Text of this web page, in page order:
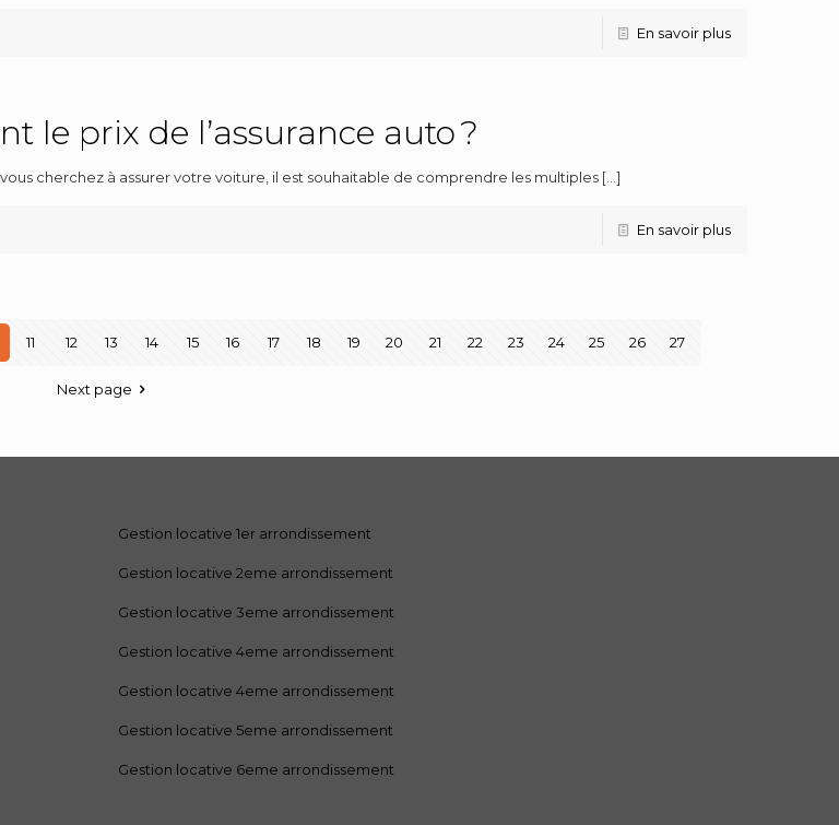
En savoir plus
le prix de l’assurance auto ?
cherchez à assurer votre voiture, il est souhaitable de comprendre les multiples […]
En savoir plus
11 12 13 14 15 16 17 18 19 20 21 22 23 24 25 26 27
Next page
Gestion locative 1er arrondissement
Gestion locative 2eme arrondissement
Gestion locative 3eme arrondissement
Gestion locative 4eme arrondissement
Gestion locative 4eme arrondissement
Gestion locative 5eme arrondissement
Gestion locative 6eme arrondissement